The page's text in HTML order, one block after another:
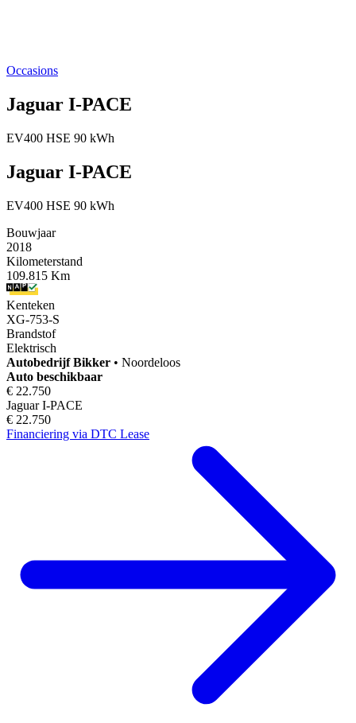
Occasions
Jaguar I-PACE
EV400 HSE 90 kWh
Jaguar I-PACE
EV400 HSE 90 kWh
Bouwjaar
2018
Kilometerstand
109.815 Km
Kenteken
XG-753-S
Brandstof
Elektrisch
AutobedrijfBikker • Noordeloos
Auto beschikbaar
€ 22.750
Jaguar I-PACE
€ 22.750
Financiering via DTC Lease